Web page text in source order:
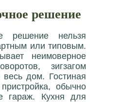
решение
решение нельзя
или типовым.
неимоверное
зигзагом
весь дом. Гостиная
обычно
гараж. Кухня для